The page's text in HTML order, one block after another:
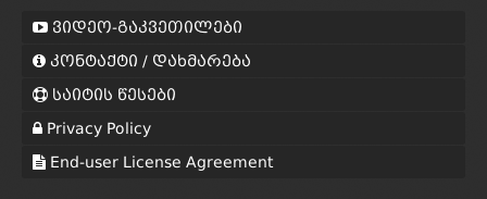
ვიდეო-გაკვეთილები
კონტაქტი / დახმარება
საიტის წესები
Privacy Policy
End-user License Agreement